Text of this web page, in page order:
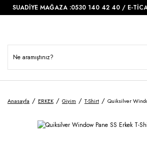
SUADİYE MAĞAZA :0530 140 42 40 / E-
Anasayfa ERKEK Giyim T-Shirt Quiksilver